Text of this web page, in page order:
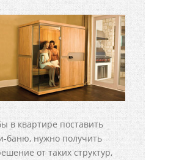
в квартире поставить
баню, нужно получить
от таких структур,